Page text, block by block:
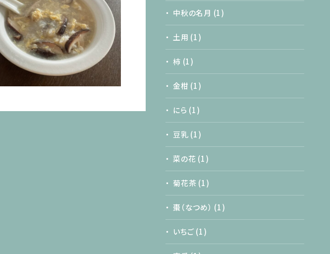
中秋の名月 (1)
土用 (1)
柿 (1)
金柑 (1)
にら (1)
豆乳 (1)
菜の花 (1)
菊花茶 (1)
棗（なつめ） (1)
いちご (1)